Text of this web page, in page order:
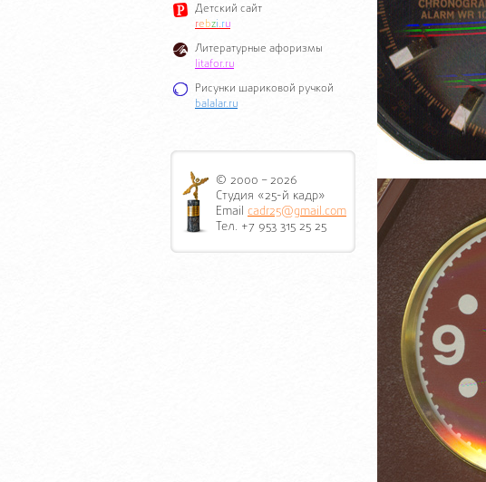
Детский сайт
rebzi.ru
Литературные афоризмы
litafor.ru
Рисунки шариковой ручкой
balalar.ru
© 2000 – 2026
Студия «25-й кадр»
Email cadr25@gmail.com
Тел. +7 953 315 25 25